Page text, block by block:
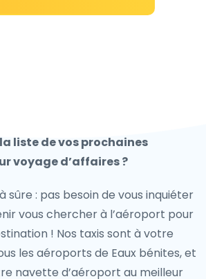
liste de vos prochaines
voyage d’affaires ?
sûre : pas besoin de vous inquiéter
vous chercher à l’aéroport pour
! Nos taxis sont à votre
les aéroports de Eaux bénites, et
navette d’aéroport au meilleur